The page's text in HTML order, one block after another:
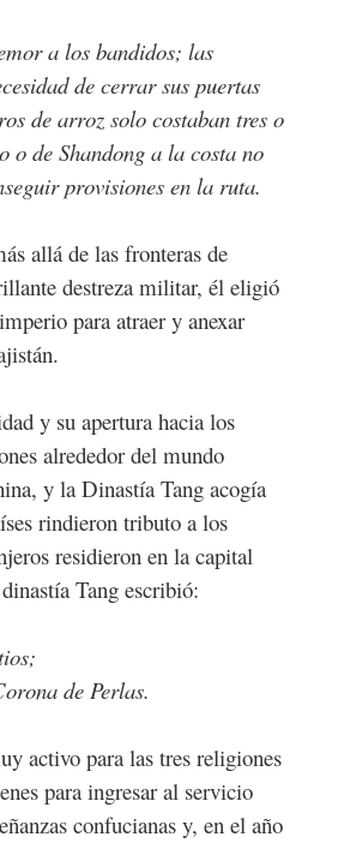
a los bandidos; las
de cerrar sus puertas
de arroz solo costaban tres o
de Shandong a la costa no
provisiones en la ruta.
allá de las fronteras de
destreza militar, él eligió
para atraer y anexar
y su apertura hacia los
alrededor del mundo
y la Dinastía Tang acogía
rindieron tributo a los
residieron en la capital
Tang escribió:
de Perlas.
activo para las tres religiones
para ingresar al servicio
confucianas y, en el año